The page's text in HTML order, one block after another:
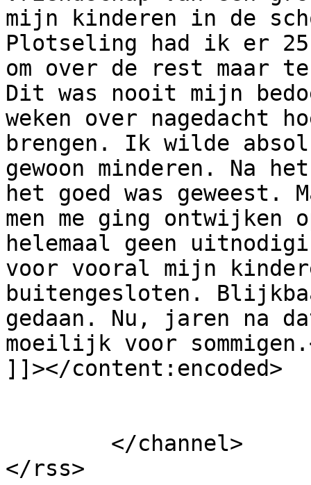
mijn kinderen in de
Plotseling had ik er
om over de rest maar
Dit was nooit mijn
weken over nagedacht
brengen. Ik wilde
gewoon minderen. Na
het goed was
men me ging ontwijken
helemaal geen
voor vooral mijn
buitengesloten.
gedaan. Nu, jaren na
moeilijk voor
]]></content:encoded>